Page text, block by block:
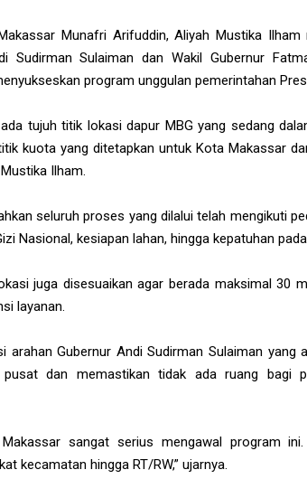
Munafri Arifuddin, Aliyah Mustika Ilham
Sudirman Sulaiman dan Wakil Gubernur
program unggulan pemerintahan
tujuh titik lokasi dapur MBG yang sedang
kuota yang ditetapkan untuk Kota Makassar
Ilham.
seluruh proses yang dilalui telah mengikuti
Nasional, kesiapan lahan, hingga kepatuhan
juga disesuaikan agar berada maksimal 30
layanan.
arahan Gubernur Andi Sudirman Sulaiman
pusat dan memastikan tidak ada ruang bagi
sangat serius mengawal program
kecamatan hingga RT/RW,” ujarnya.